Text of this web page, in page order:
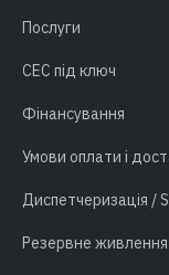
Послуги
СЕС під ключ
Фінансування
Умови оплати і
Диспетчеризація /
Резервне живлення